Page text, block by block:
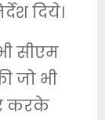
दिये।
सीएम
जो भी
करके